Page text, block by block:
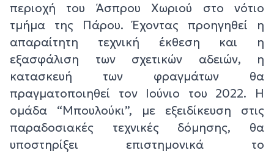
περιοχή του Άσπρου Χωριού στο νότιο
τμήμα της Πάρου. Έχοντας προηγηθεί η
απαραίτητη τεχνική έκθεση και η
εξασφάλιση των σχετικών αδειών, η
κατασκευή των φραγμάτων θα
πραγματοποιηθεί τον Ιούνιο του 2022. Η
ομάδα “Μπουλούκι”, με εξειδίκευση στις
παραδοσιακές τεχνικές δόμησης, θα
υποστηρίξει επιστημονικά το